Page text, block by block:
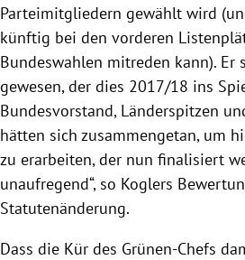
Parteimitgliedern gewählt wird
künftig bei den vorderen
Bundeswahlen mitreden kann). Er
gewesen, der dies 2017/18 ins
Bundesvorstand, Länderspitzen
hätten sich zusammengetan, um
zu erarbeiten, der nun finalisiert
unaufregend“, so Koglers
Statutenänderung.
Dass die Kür des Grünen-Chefs